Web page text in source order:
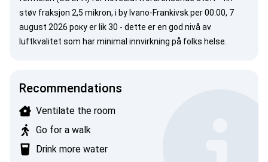
støv fraksjon 2,5 mikron, i by Ivano-Frankivsk per 00:00, 7
august 2026 року er lik 30 - dette er en god nivå av
luftkvalitet som har minimal innvirkning på folks helse.
Recommendations
Ventilate the room
Go for a walk
Drink more water